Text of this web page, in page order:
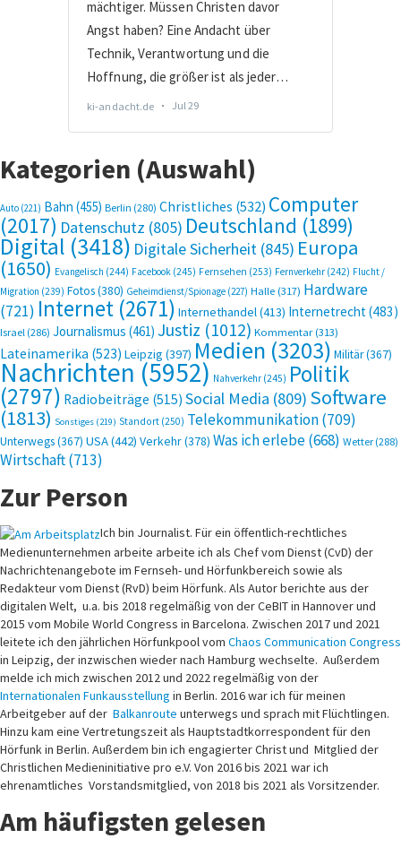
Kategorien (Auswahl)
Auto (221) Bahn (455) Berlin (280) Christliches (532) Computer
(2017) Datenschutz (805) Deutschland (1899)
Digital (3418) Digitale Sicherheit (845) Europa
(1650) Evangelisch (244) Facebook (245) Fernsehen (253) Fernverkehr (242) Flucht /
Migration (239) Fotos(380) Geheimdienst/Spionage (227) Halle(317) Hardware
(721) Internet (2671) Internethandel(413) Internetrecht(483)
Israel (286) Journalismus (461) Justiz (1012) Kommentar(313)
Lateinamerika (523) Leipzig (397) Medien (3203) Militär(367)
Nachrichten(5952) Nahverkehr (245) Politik
(2797) Radiobeiträge (515) Social Media (809) Software
(1813) Sonstiges (219) Standort (250) Telekommunikation(709)
Unterwegs(367) USA(442) Verkehr(378) Was ich erlebe(668) Wetter (288)
Wirtschaft(713)
Zur Person
Ich bin Journalist. Für ein öffentlich-rechtliches
Medienunternehmen arbeite arbeite ich als Chef vom Dienst (CvD) der
Nachrichtenangebote im Fernseh- und Hörfunkbereich sowie als
Redakteur vom Dienst (RvD) beim Hörfunk. Als Autor berichte aus der
digitalen Welt, u.a. bis 2018 regelmäßig von der CeBIT in Hannover und
2015 vom Mobile World Congress in Barcelona. Zwischen 2017 und 2021
leitete ich den jährlichen Hörfunkpool vom Chaos Communication Congress
in Leipzig, der inzwischen wieder nach Hamburg wechselte. Außerdem
melde ich mich zwischen 2012 und 2022 regelmäßig von der
Internationalen Funkausstellung in Berlin. 2016 war ich für meinen
Arbeitgeber auf der Balkanroute unterwegs und sprach mit Flüchtlingen.
Hinzu kam eine Vertretungszeit als Hauptstadtkorrespondent für den
Hörfunk in Berlin. Außerdem bin ich engagierter Christ und Mitglied der
Christlichen Medieninitiative pro e.V. Von 2016 bis 2021 war ich
ehrenamtliches Vorstandsmitglied, von 2018 bis 2021 als Vorsitzender.
Am häufigsten gelesen